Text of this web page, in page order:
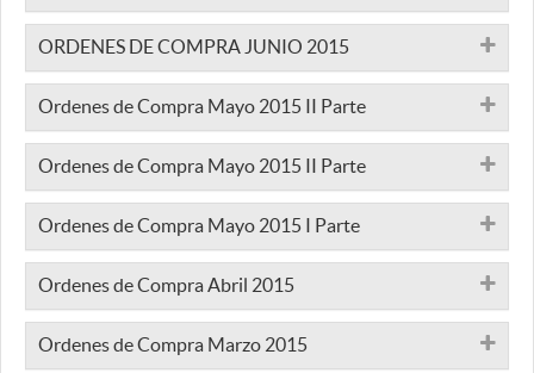
ORDENES DE COMPRA JUNIO 2015
Ordenes de Compra Mayo 2015 II Parte
Ordenes de Compra Mayo 2015 II Parte
Ordenes de Compra Mayo 2015 I Parte
Ordenes de Compra Abril 2015
Ordenes de Compra Marzo 2015